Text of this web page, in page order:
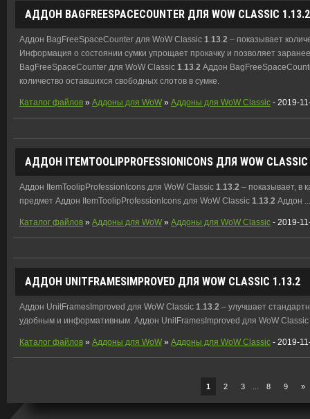
АДДОН BAGFREESPACECOUNTER ДЛЯ WOW CLASSIC 1.13.2
Аддон BagFreeSpaceCounter для WoW Classic 1 13 2 – показывает
Информация о состоянии сумки упрощает прокачку и позволяет
BagFreeSpaceCounter для WoW Classic 1 13 2 Аддон
количество оставшихся свободных слотов в сумке.
Каталог файлов » Аддоны для WoW » Аддоны для WoW Classic - 2019-
АДДОН ITEMTOOLIPPROFESSIONICONS ДЛЯ WOW CLASSIC
Аддон ItemToolipProfessionIcons для WoW Classic 1 13 2 – показывает, в
предмет Аддон ItemToolipProfessionIcons для WoW Classic 1 13 2 Аддон ...
Каталог файлов » Аддоны для WoW » Аддоны для WoW Classic - 2019-
АДДОН UNITFRAMESIMPROVED ДЛЯ WOW CLASSIC 1.13.2
Аддон UnitFramesImproved для WoW Classic 1 13 2 – улучшает
удобным и информативным. Аддон UnitFramesImproved для WoW Classic
Каталог файлов » Аддоны для WoW » Аддоны для WoW Classic - 2019-
1 2 3 8 9 »